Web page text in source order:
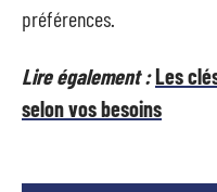
préférences.
Lire également :Les
selon vos besoins